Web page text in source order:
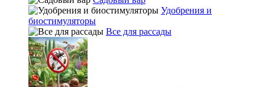
Удобрения и
биостимуляторы
Все для рассады